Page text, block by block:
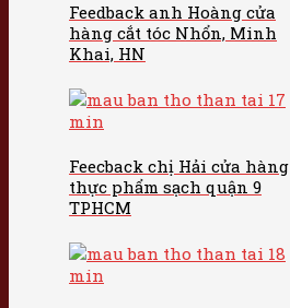
Feedback anh Hoàng cửa
hàng cắt tóc Nhổn, Minh
Khai, HN
Feecback chị Hải cửa hàng
thực phẩm sạch quận 9
TPHCM